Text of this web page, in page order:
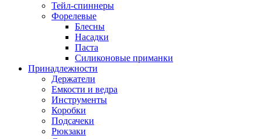
Тейл-спиннеры
Форелевые
Блесны
Насадки
Паста
Силиконовые приманки
Принадлежности
Держатели
Емкости и ведра
Инструменты
Коробки
Подсачеки
Рюкзаки